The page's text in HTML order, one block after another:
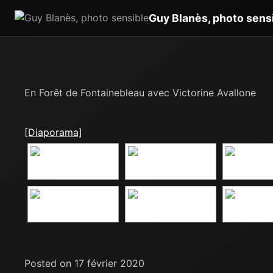
Guy Blanès, photo
En Forêt de Fontainebleau avec Victorine Avallone
[Diaporama]
Posted on 17 février 2020